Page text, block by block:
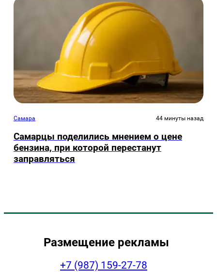
Самара 44 минуты назад
Самарцы поделились мнением о цене
бензина, при которой перестанут
заправляться
Размещение рекламы
+7 (987) 159-27-78